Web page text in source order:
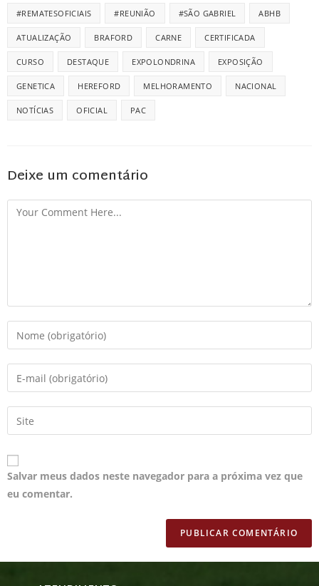
#REMATESOFICIAIS #REUNIÃO #SÃO GABRIEL ABHB
ATUALIZAÇÃO BRAFORD CARNE CERTIFICADA
CURSO DESTAQUE EXPOLONDRINA EXPOSIÇÃO
GENETICA HEREFORD MELHORAMENTO NACIONAL
NOTÍCIAS OFICIAL PAC
Deixe um comentário
Salvar meus dados neste navegador para a próxima vez que
eu comentar.